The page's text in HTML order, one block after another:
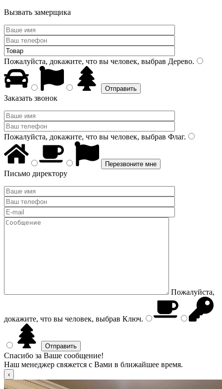
Вызвать замерщика
Пожалуйста, докажите, что вы человек, выбрав Дерево.
Заказать звонок
Пожалуйста, докажите, что вы человек, выбрав Флаг.
Письмо директору
Пожалуйста,
докажите, что вы человек, выбрав Ключ.
Спасибо за Ваше сообщение!
Наш менеджер свяжется с Вами в ближайшее время.